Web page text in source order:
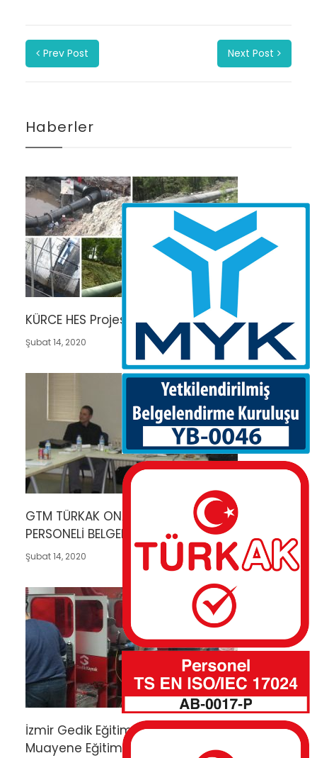
Prev Post Next Post
Haberler
KÜRCE HES Projesi
Şubat 14, 2020
GTM TÜRKAK ONAYLI KAYNAK VE NDT
PERSONELİ BELGELENDİRME YETKİSİ
Şubat 14, 2020
İzmir Gedik Eğitim Merkezinde İlk Tahribatsız
Muayene Eğitimi Gerçekleştirildi